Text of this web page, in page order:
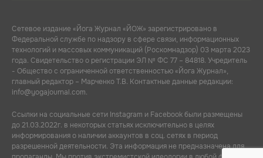
Сетевое издание «Йога Журнал «ЙОЖ» зарегистрировано в
Федеральной службе по надзору в сфере связи, информационных
технологий и массовых коммуникаций (Роскомнадзор) 03 марта 2023
года. Свидетельство о регистрации ЭЛ № ФС 77 – 84818. Учредитель
- Общество с ограниченной ответственностью «Йога Журнал»,
главный редактор – Марченко Т.В. Контактные данные редакции:
info@yogajournal.com.
Ссылки на социальные сети Instagram и Facebook были размещены
до 21.03.2022г. в некоторых статьях исключительно в целях
информирования о наличии аккаунтов в соц. сетях в период
разрешенной деятельности. Эта информация не предназначена для